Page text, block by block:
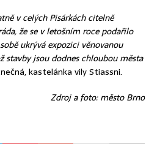
v celých Pisárkách citelně
že se v letošním roce podařilo
ukrývá expozici věnovanou
stavby jsou dodnes chloubou města
kastelánka vily Stiassni.
Zdroj a foto: město Brno